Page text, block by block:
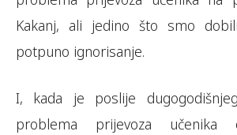
Kakanj, ali jedino što smo
potpuno ignorisanje.
I, kada je poslije
problema prijevoza učenika